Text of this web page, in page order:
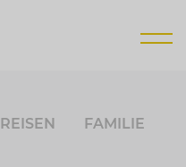
REISEN FAMILIE